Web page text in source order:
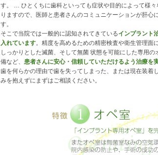
す。 … ひとくちに歯科といっても症状や目的によって様々
りますので、医師と患者さんのコミュニケーションが肝心
す。
そこで当院では一般的に認知されてきているインプラント
入れています。精度を高めるための精密検査や衛生管理面
しっかりとした滅菌、そして無菌 状態を可能にした専用の
備など、 患者さんに安心・信頼していただけるよう治療を
歯を何らかの理由で歯を失ってしまった、または現在装着
みを抱えずにまずはご相談ください。